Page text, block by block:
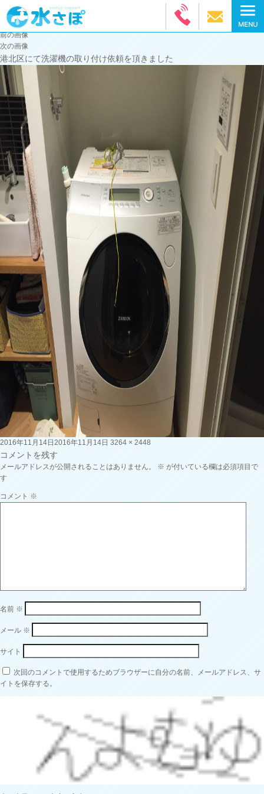
前の画像
次の画像
港北区にて洗濯機の取り付け依頼を頂きました
投
稿
日:
2016年11月14日 2016年11月14日 フ
サ
3264 × 2448
コメントを残す
メールアドレスが公開されることはありません。 ※ が付いている欄は必須項目で
す
コメント ※
名前 ※
メール ※
サイト
次回のコメントで使用するためブラウザーに自分の名前、メールアドレス、サ
イトを保存する。